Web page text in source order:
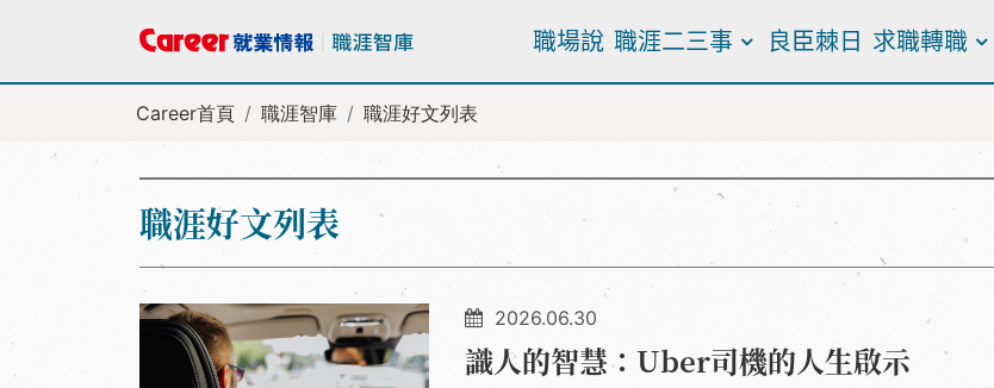
職場說 職涯二三事 良臣棘日 求職轉職
Career首頁 職涯智庫 職涯好文列表
職涯好文列表
2026.06.30
識人的智慧：Uber司機的人生啟示